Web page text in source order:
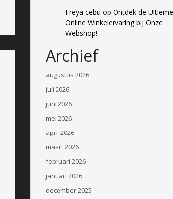
Freya cebu op Ontdek de Ultieme
Online Winkelervaring bij Onze
Webshop!
Archief
augustus 2026
juli 2026
juni 2026
mei 2026
april 2026
maart 2026
februari 2026
januari 2026
december 2025